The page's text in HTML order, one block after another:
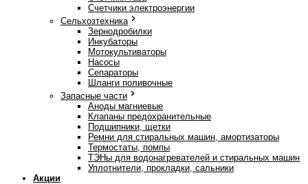
Счетчики электроэнергии
Сельхозтехника
Зернодробилки
Инкубаторы
Мотокультиваторы
Насосы
Сепараторы
Шланги поливочные
Запасные части
Аноды магниевые
Клапаны предохранительные
Подшипники, щетки
Ремни для стиральных машин, амортизаторы
Термостаты, помпы
ТЭНы для водонагревателей и стиральных машин
Уплотнители, прокладки, сальники
Акции